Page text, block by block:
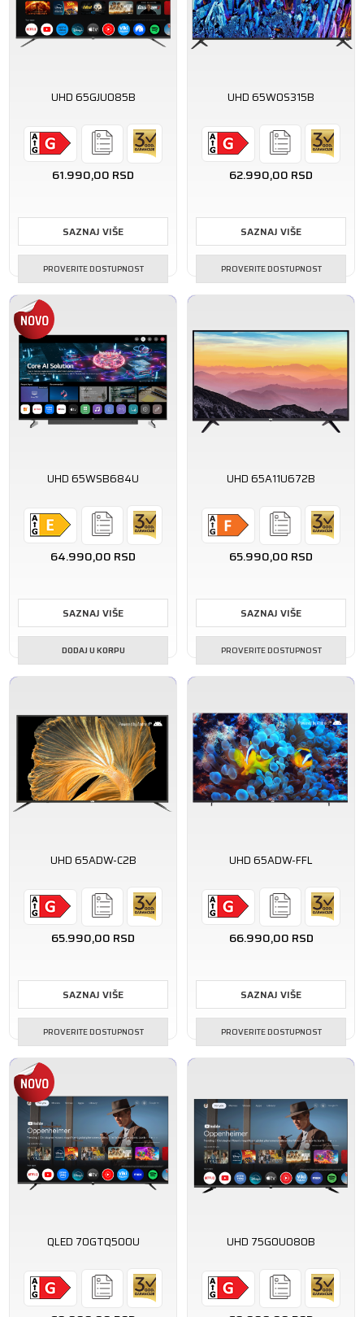
UHD 65GJU085B
61.990,00 RSD
SAZNAJ VIŠE
PROVERITE DOSTUPNOST
UHD 65WOS315B
62.990,00 RSD
SAZNAJ VIŠE
PROVERITE DOSTUPNOST
UHD 65WSB684U
64.990,00 RSD
SAZNAJ VIŠE
DODAJ U KORPU
UHD 65A11U672B
65.990,00 RSD
SAZNAJ VIŠE
PROVERITE DOSTUPNOST
UHD 65ADW-C2B
65.990,00 RSD
SAZNAJ VIŠE
PROVERITE DOSTUPNOST
UHD 65ADW-FFL
66.990,00 RSD
SAZNAJ VIŠE
PROVERITE DOSTUPNOST
QLED 70GTQ500U UHD 75GOU080B